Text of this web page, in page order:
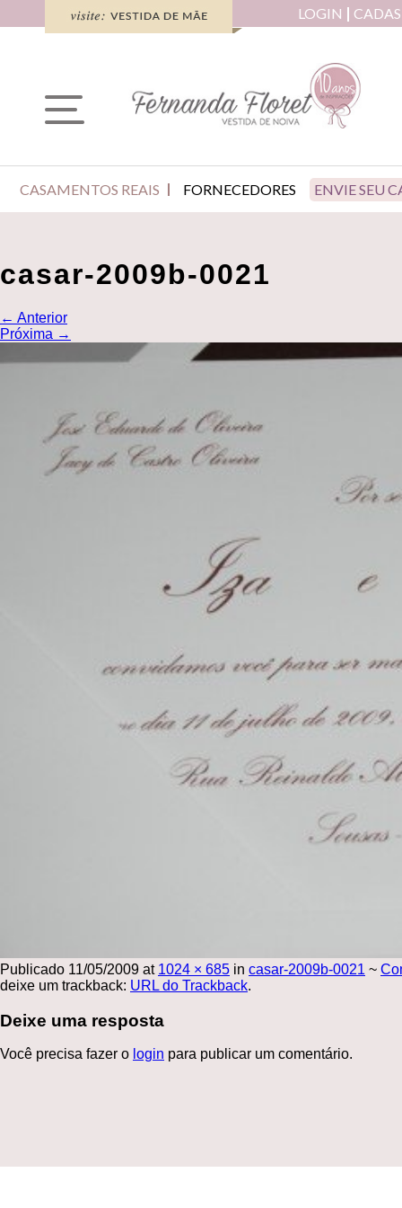
LOGIN
CASAMENTOS REAIS FORNECEDORES ENVIE SEU
casar-2009b-0021
← Anterior
Próxima →
Publicado 11/05/2009 at 1024 × 685 in casar-2009b-0021 ~
deixe um trackback: URL do Trackback.
Deixe uma resposta
Você precisa fazer o login para publicar um comentário.